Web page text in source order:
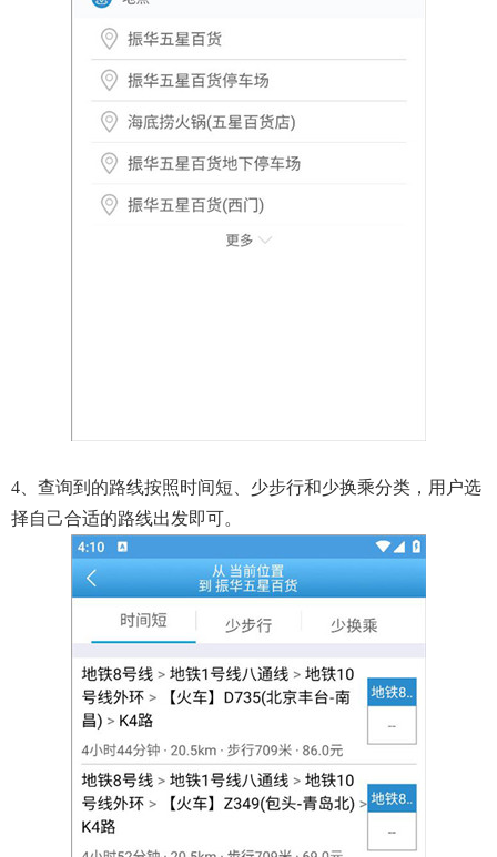
4、查询到的路线按照时间短、少步行和少换乘分类，用户选
择自己合适的路线出发即可。